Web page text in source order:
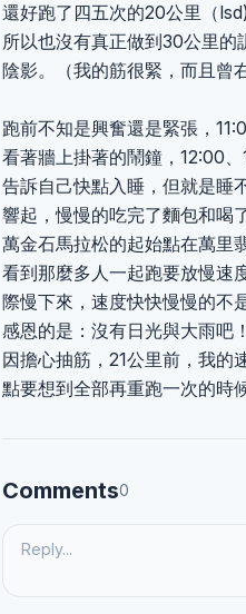
還好跑了四五次的20公里（
所以也沒有真正做到30公里的
陰影。（我的筋很緊，而且曾
跑前不知是興奮還是緊張，
看著牆上掛著的鬧鐘，12:00
告訴自己快點入睡，但就是睡
響起，慢慢的吃完了麵包和喝
萬金石馬拉松的起始點在萬里
看到那麼多人一起跑要放慢速
際慢下來，速度快快慢慢的不
感恩的是：沒有日光與大雨吧！
因擔心抽筋，21公里前，我的
點要想到全部再重跑一次的時
Comments0